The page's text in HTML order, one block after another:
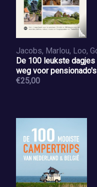
De 100 leukste dagjes
weg voor pensionado's
€25,00